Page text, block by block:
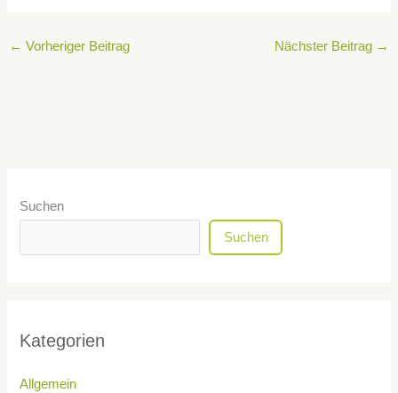
← Vorheriger Beitrag Nächster Beitrag →
Suchen
Suchen
Kategorien
Allgemein